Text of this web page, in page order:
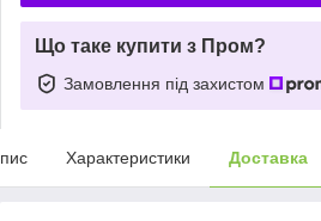
Що таке купити з Пром?
Замовлення під захистом
Характеристики Доставка